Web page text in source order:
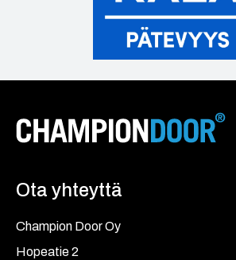
Ota yhteyttä
Champion Door Oy
Hopeatie 2